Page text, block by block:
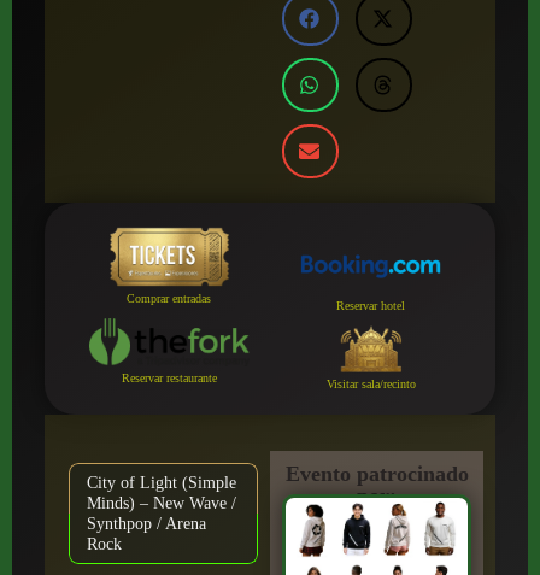
Comprar entradas
Reservar hotel
Reservar restaurante Visitar sala/recinto
City of Light (Simple
Minds) – New Wave /
Synthpop / Arena
Rock
Evento patrocinado
por: